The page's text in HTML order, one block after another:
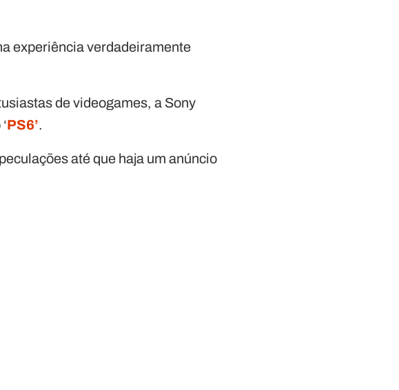
experiência verdadeiramente
de videogames, a Sony
PS6’.
até que haja um anúncio